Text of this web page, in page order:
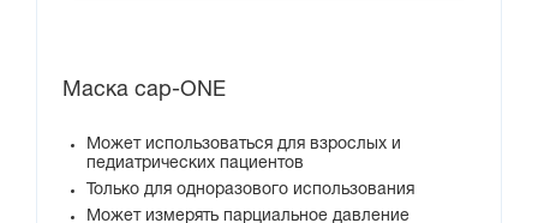
Маска cap-ONE
Может использоваться для взрослых и
педиатрических пациентов
Только для одноразового использования
Может измерять парциальное давление